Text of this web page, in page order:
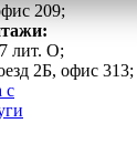
209;
лит. О;
2Б, офис 313;
с